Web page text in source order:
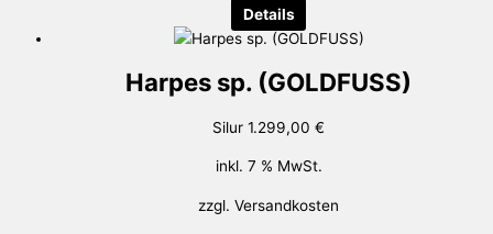
Details
Harpes sp. (GOLDFUSS)
Silur 1.299,00 €
inkl. 7 % MwSt.
zzgl. Versandkosten